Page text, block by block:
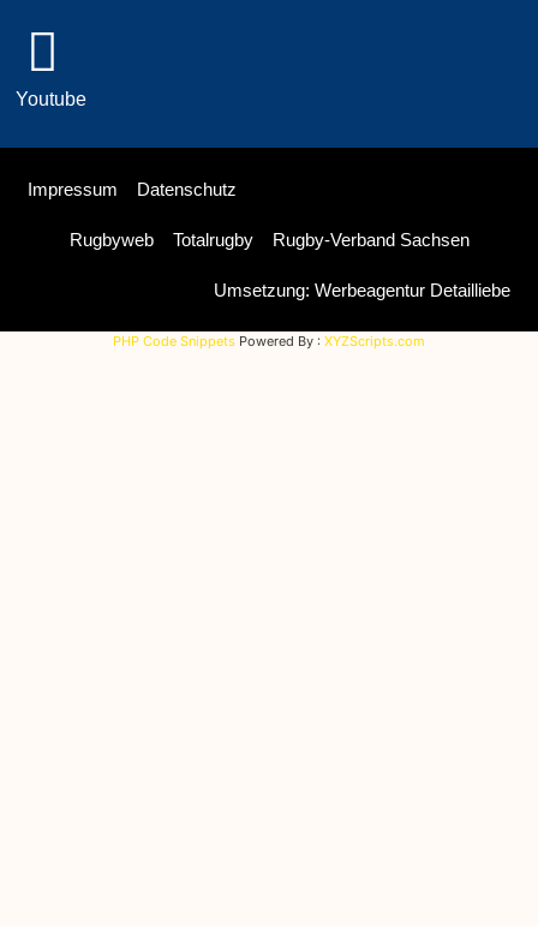
Youtube
Impressum Datenschutz
Rugbyweb Totalrugby Rugby-Verband Sachsen
Umsetzung: Werbeagentur Detailliebe
PHP Code Snippets Powered By : XYZScripts.com